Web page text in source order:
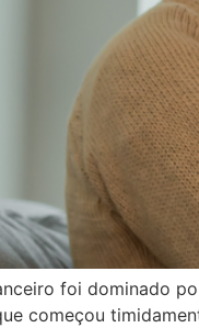
foi dominado
começou